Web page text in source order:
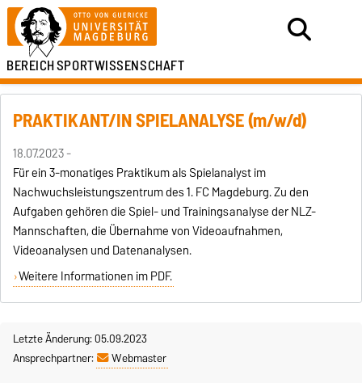
BEREICHSPORTWISSENSCHAFT
PRAKTIKANT/IN SPIELANALYSE (m/w/d)
18.07.2023 -
Für ein 3-monatiges Praktikum als Spielanalyst im
Nachwuchsleistungszentrum des 1. FC Magdeburg. Zu den
Aufgaben gehören die Spiel- und Trainingsanalyse der NLZ-
Mannschaften, die Übernahme von Videoaufnahmen,
Videoanalysen und Datenanalysen.
Weitere Informationen im PDF.
Letzte Änderung: 05.09.2023
Ansprechpartner:
Webmaster